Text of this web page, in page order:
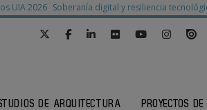
UIA 2026 Soberanía digital y resiliencia
DE ARQUITECTURA PROYECTOS